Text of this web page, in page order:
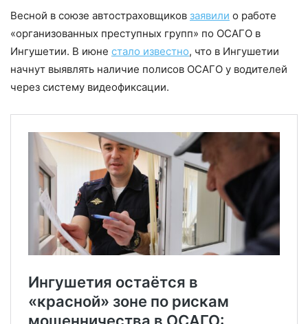
Весной в союзе автостраховщиков заявили о работе
«организованных преступных групп» по ОСАГО в
Ингушетии. В июне стало известно, что в Ингушетии
начнут выявлять наличие полисов ОСАГО у водителей
через систему видеофиксации.